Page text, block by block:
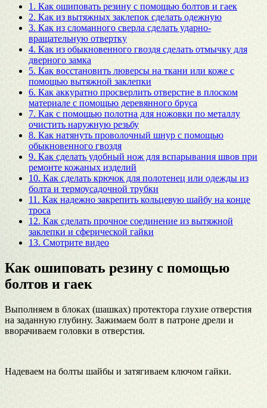
1. Как ошиповать резину с помощью болтов и гаек
2. Как из вытяжных заклепок сделать одежную
3. Как из сломанного сверла сделать ударно-
вращательную отвертку
4. Как из обыкновенного гвоздя сделать отмычку для
дверного замка
5. Как восстановить люверсы на ткани или коже с
помощью вытяжной заклепки
6. Как аккуратно просверлить отверстие в плоском
материале с помощью деревянного бруса
7. Как с помощью полотна для ножовки по металлу
очистить наружную резьбу
8. Как натянуть проволочный шнур с помощью
обыкновенного гвоздя
9. Как сделать удобный нож для вспарывания швов при
ремонте кожаных изделий
10. Как сделать крючок для полотенец или одежды из
болта и термоусадочной трубки
11. Как надежно закрепить кольцевую шайбу на конце
троса
12. Как сделать прочное соединение из вытяжной
заклепки и сферической гайки
13. Смотрите видео
Как ошиповать резину с помощью
болтов и гаек
Выполняем в блоках (шашках) протектора глухие отверстия
на заданную глубину. Зажимаем болт в патроне дрели и
вворачиваем головки в отверстия.
Надеваем на болты шайбы и затягиваем ключом гайки.